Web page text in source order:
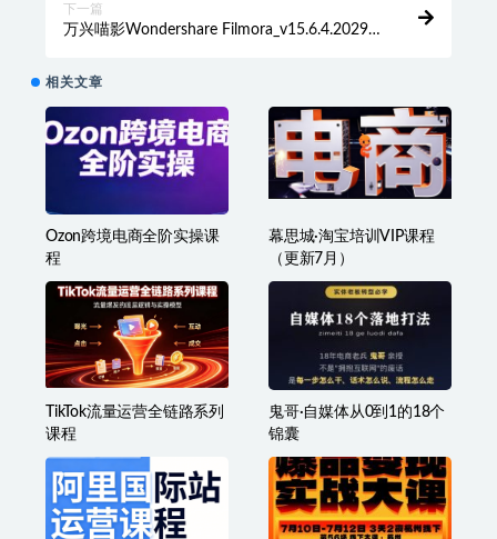
下一篇
万兴喵影Wondershare Filmora_v15.6.4.20299
绿色破解版
Ozon跨境电商全阶实操课
程
幕思城·淘宝培训VIP课程
（更新7月）
TikTok流量运营全链路系列
鬼哥·自媒体从0到1的18个